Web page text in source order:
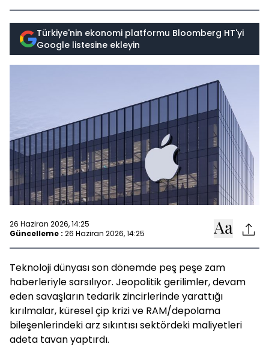
Türkiye'nin ekonomi platformu Bloomberg HT'yi
Google listesine ekleyin
26 Haziran 2026, 14:25
Güncelleme : 26 Haziran 2026, 14:25
Teknoloji dünyası son dönemde peş peşe zam
haberleriyle sarsılıyor. Jeopolitik gerilimler, devam
eden savaşların tedarik zincirlerinde yarattığı
kırılmalar, küresel çip krizi ve RAM/depolama
bileşenlerindeki arz sıkıntısı sektördeki maliyetleri
adeta tavan yaptırdı.